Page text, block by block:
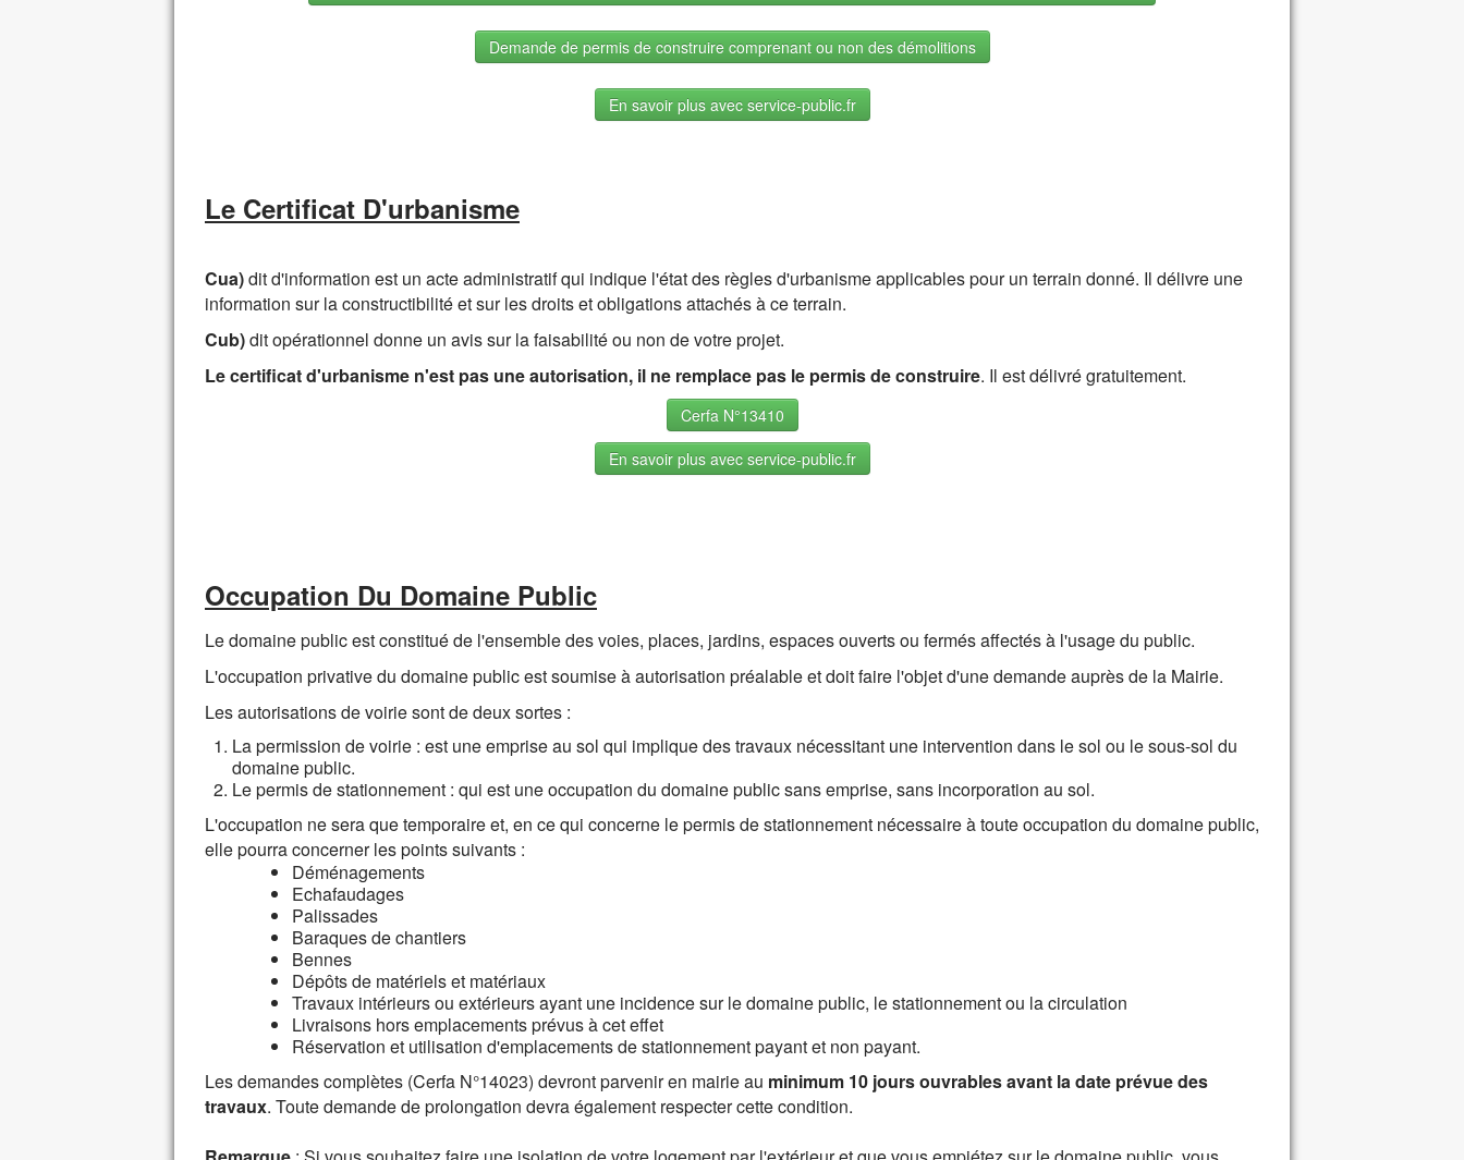
Demande de permis de construire comprenant ou non des démolitions
En savoir plus avec service-public.fr
Le Certificat D'urbanisme
Cua)dit d'information est un acte administratif qui indique l'état des règles d'urbanisme applicables pour un terrain donné. Il délivre une
information sur la constructibilité et sur les droits et obligations attachés à ce terrain.
Cub)dit opérationnel donne un avis sur la faisabilité ou non de votre projet.
Le certificat d'urbanisme n'est pas une autorisation, il ne remplace pas le permis de construire. Il est délivré gratuitement.
Cerfa N°13410
En savoir plus avec service-public.fr
Occupation Du Domaine Public
Le domaine public est constitué de l'ensemble des voies, places, jardins, espaces ouverts ou fermés affectés à l'usage du public.
L'occupation privative du domaine public est soumise à autorisation préalable et doit faire l'objet d'une demande auprès de la Mairie.
Les autorisations de voirie sont de deux sortes :
La permission de voirie : est une emprise au sol qui implique des travaux nécessitant une intervention dans le sol ou le sous-sol du
domaine public.
Le permis de stationnement : qui est une occupation du domaine public sans emprise, sans incorporation au sol.
L'occupation ne sera que temporaire et, en ce qui concerne le permis de stationnement nécessaire à toute occupation du domaine public,
elle pourra concerner les points suivants :
Déménagements
Echafaudages
Palissades
Baraques de chantiers
Bennes
Dépôts de matériels et matériaux
Travaux intérieurs ou extérieurs ayant une incidence sur le domaine public, le stationnement ou la circulation
Livraisons hors emplacements prévus à cet effet
Réservation et utilisation d'emplacements de stationnement payant et non payant.
Les demandes complètes (Cerfa N°14023) devront parvenir en mairie au minimum 10 jours ouvrables avant la date prévue des
travaux. Toute demande de prolongation devra également respecter cette condition.